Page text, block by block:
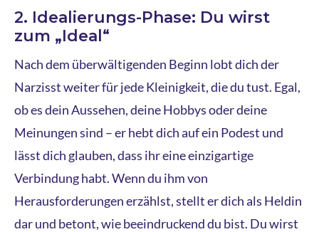
2. Idealierungs-Phase: Du wirst
zum „Ideal“
Nach dem überwältigenden Beginn lobt dich der
Narzisst weiter für jede Kleinigkeit, die du tust. Egal,
ob es dein Aussehen, deine Hobbys oder deine
Meinungen sind – er hebt dich auf ein Podest und
lässt dich glauben, dass ihr eine einzigartige
Verbindung habt. Wenn du ihm von
Herausforderungen erzählst, stellt er dich als Heldin
dar und betont, wie beeindruckend du bist. Du wirst